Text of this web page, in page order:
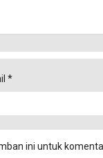
*
ini untuk